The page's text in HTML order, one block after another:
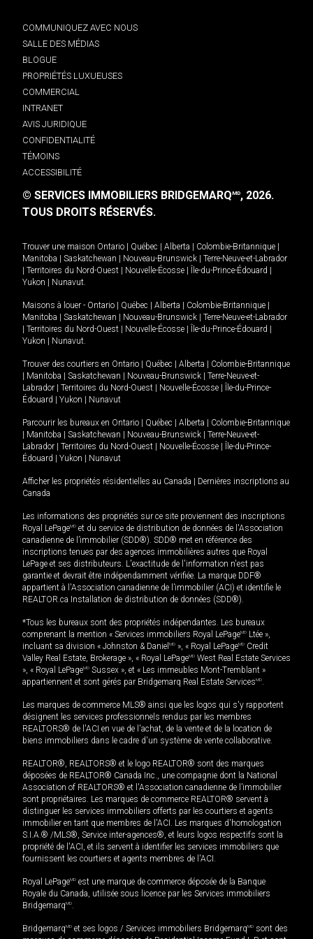
COMMUNIQUEZ AVEC NOUS
SALLE DES MÉDIAS
BLOGUE
PROPRIÉTÉS LUXUEUSES
COMMERCIAL
INTRANET
AVIS JURIDIQUE
CONFIDENTIALITÉ
TÉMOINS
ACCESSIBILITÉ
© SERVICES IMMOBILIERS BRIDGEMARQMD, 2026.
TOUS DROITS RÉSERVÉS.
Trouver une maison Ontario Québec Alberta Colombie-Britannique
Manitoba
Saskatchewan Nouveau-Brunswick
Terre-Neuve-et-Labrador
Territoires du Nord-Ouest Nouvelle-Écosse Île-du-Prince-Édouard
Yukon
Nunavut.
Maisons à louer - Ontario Québec Alberta Colombie-Britannique
Manitoba
Saskatchewan Nouveau-Brunswick
Terre-Neuve-et-Labrador
Territoires du Nord-Ouest Nouvelle-Écosse Île-du-Prince-Édouard
Yukon
Nunavut.
Trouver des courtiers en Ontario Québec Alberta
Colombie-Britannique
Manitoba Saskatchewan Nouveau-Brunswick
Terre-Neuve-et-
Labrador
Territoires du Nord-Ouest Nouvelle-Écosse
Île-du-Prince-
Édouard
Yukon Nunavut
Parcourir les bureaux en Ontario Québec Alberta
Colombie-Britannique
Manitoba Saskatchewan Nouveau-Brunswick
Terre-Neuve-et-
Labrador
Territoires du Nord-Ouest Nouvelle-Écosse
Île-du-Prince-
Édouard
Yukon Nunavut
Afficher les propriétés résidentielles au Canada
Dernières inscriptions au
Canada
Les informations des propriétés sur ce site proviennent des inscriptions
Royal LePageMD et du service de distribution de données de l'Association
canadienne de l’immobilier (SDD®). SDD® met en référence des
inscriptions tenues par des agences immobilières autres que Royal
LePage et ses distributeurs. L'exactitude de l'information n'est pas
garantie et devrait être indépendamment vérifiée. La marque DDF®
appartient à l'Association canadienne de l’immobilier (ACI) et identifie le
REALTOR.ca Installation de distribution de données (SDD®).
*Tous les bureaux sont des propriétés indépendantes. Les bureaux
comprenant la mention « Services immobiliers Royal LePageMD Ltée »,
incluant sa division « Johnston & Daniel MD », « Royal LePageMD Credit
Valley Real Estate, Brokerage », « Royal LePageMD West Real Estate Services
», « Royal LePageMD Sussex », et « Les immeubles Mont-Tremblant »
appartiennent et sont gérés par Bridgemarq Real Estate ServicesMD.
Les marques de commerce MLS® ainsi que les logos qui s'y rapportent
désignent les services professionnels rendus par les membres
REALTORS® de l'ACI en vue de l'achat, de la vente et de la location de
biens immobiliers dans le cadre d'un système de vente collaborative.
REALTOR®, REALTORS® et le logo REALTOR® sont des marques
déposées de REALTOR® Canada Inc., une compagnie dont la National
Association of REALTORS® et l'Association canadienne de l’immobilier
sont propriétaires. Les marques de commerce REALTOR® servent à
distinguer les services immobiliers offerts par les courtiers et agents
immobilier en tant que membres de l'ACI. Les marques d'homologation
S.I.A.® /MLS®, Service inter-agences®, et leurs logos respectifs sont la
propriété de l'ACI, et ils servent à identifier les services immobiliers que
fournissent les courtiers et agents membres de l'ACI.
Royal LePageMD est une marque de commerce déposée de la Banque
Royale du Canada, utilisée sous licence par les Services immobiliers
BridgemarqMD.
BridgemarqMD et ses logos / Services immobiliers BridgemarqMD sont des